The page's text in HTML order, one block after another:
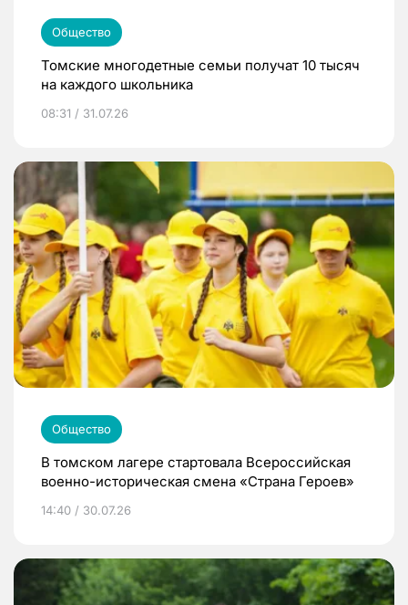
Общество
Томские многодетные семьи получат 10 тысяч
на каждого школьника
08:31 / 31.07.26
Общество
В томском лагере стартовала Всероссийская
военно-историческая смена «Страна Героев»
14:40 / 30.07.26